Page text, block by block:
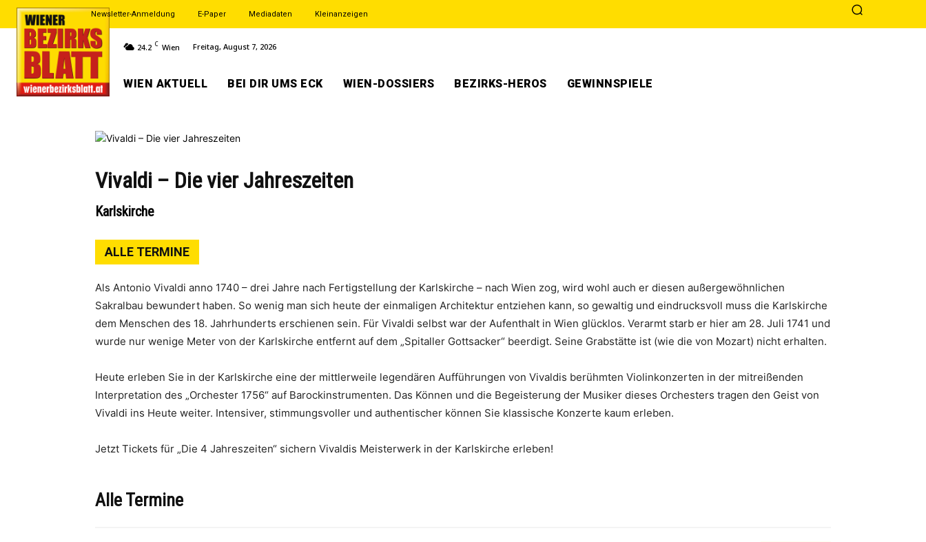
Newsletter-Anmeldung E-Paper Mediadaten Kleinanzeigen
24.2 C Wien Freitag, August 7, 2026
WIEN AKTUELL BEI DIR UMS ECK WIEN-DOSSIERS BEZIRKS-HEROS GEWINNSPIELE
Vivaldi – Die vier Jahreszeiten
Karlskirche
ALLE TERMINE
Als Antonio Vivaldi anno 1740 – drei Jahre nach Fertigstellung der Karlskirche – nach Wien zog, wird wohl auch er diesen außergewöhnlichen
Sakralbau bewundert haben. So wenig man sich heute der einmaligen Architektur entziehen kann, so gewaltig und eindrucksvoll muss die Karlskirche
dem Menschen des 18. Jahrhunderts erschienen sein. Für Vivaldi selbst war der Aufenthalt in Wien glücklos. Verarmt starb er hier am 28. Juli 1741 und
wurde nur wenige Meter von der Karlskirche entfernt auf dem „Spitaller Gottsacker“ beerdigt. Seine Grabstätte ist (wie die von Mozart) nicht erhalten.
Heute erleben Sie in der Karlskirche eine der mittlerweile legendären Aufführungen von Vivaldis berühmten Violinkonzerten in der mitreißenden
Interpretation des „Orchester 1756“ auf Barockinstrumenten. Das Können und die Begeisterung der Musiker dieses Orchesters tragen den Geist von
Vivaldi ins Heute weiter. Intensiver, stimmungsvoller und authentischer können Sie klassische Konzerte kaum erleben.
Jetzt Tickets für „Die 4 Jahreszeiten“ sichern Vivaldis Meisterwerk in der Karlskirche erleben!
Alle Termine